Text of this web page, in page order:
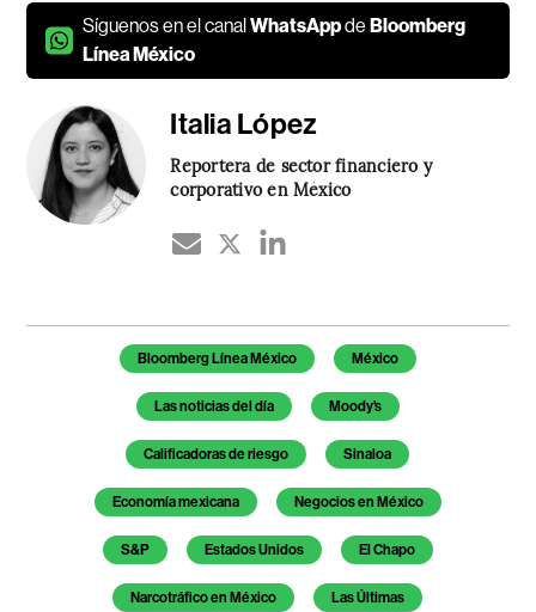
Síguenos en el canalWhatsAppdeBloomberg
Línea México
Italia López
Reportera de sector financiero y
corporativo en México
Temas de este artículo
Bloomberg Línea México México
Las noticias del día Moody's
Calificadoras de riesgo Sinaloa
Economía mexicana Negocios en México
S&P Estados Unidos El Chapo
Narcotráfico en México Las Últimas